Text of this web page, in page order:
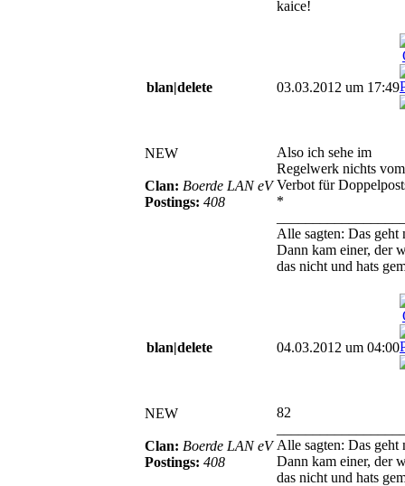
kaice!
blan|delete 03.03.2012 um 17:49
NEW
Clan: Boerde LAN eV
Postings: 408
Also ich sehe im
Regelwerk nichts vom
Verbot für
*
Alle sagten: Das geht
Dann kam einer, der
das nicht und hats
blan|delete 04.03.2012 um 04:00
NEW
Clan: Boerde LAN eV
Postings: 408
82
Alle sagten: Das geht
Dann kam einer, der
das nicht und hats